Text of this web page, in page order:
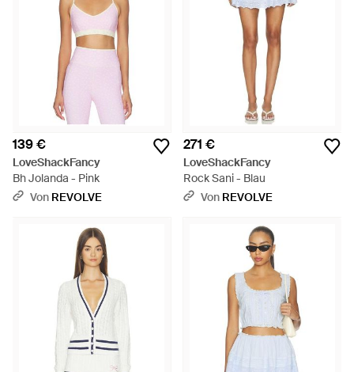
139 €
LoveShackFancy
Bh Jolanda - Pink
Von REVOLVE
271 €
LoveShackFancy
Rock Sani - Blau
Von REVOLVE